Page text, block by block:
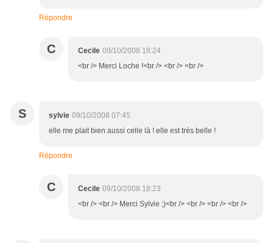
Répondre
C Cecile 09/10/2008 18:24
<br /> Merci Loche !<br /> <br /> <br />
S sylvie 09/10/2008 07:45
elle me plait bien aussi celle là ! elle est très belle !
Répondre
C Cecile 09/10/2008 18:23
<br /> <br /> Merci Sylvie ;)<br /> <br /> <br /> <br />